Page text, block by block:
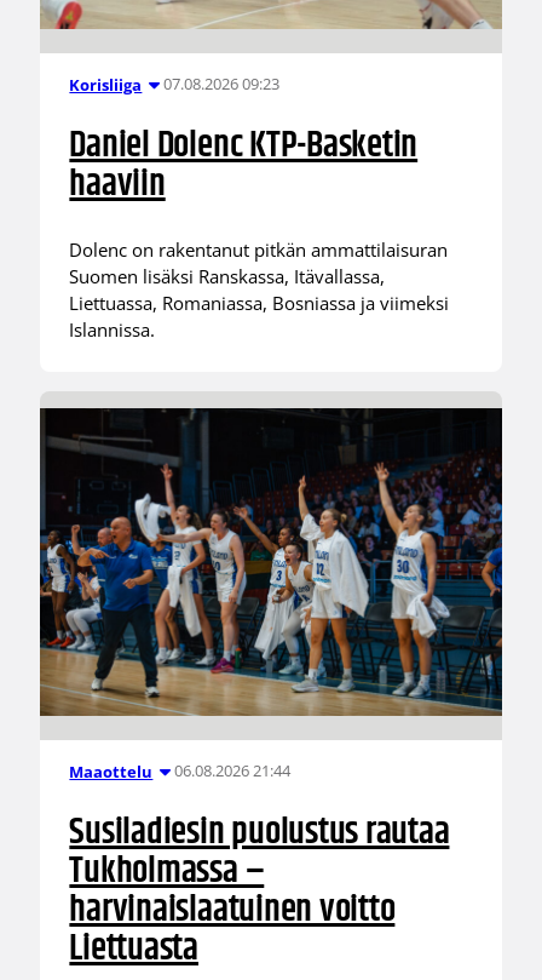
Korisliiga 07.08.2026 09:23
Daniel Dolenc KTP-Basketin
haaviin
Dolenc on rakentanut pitkän ammattilaisuran
Suomen lisäksi Ranskassa, Itävallassa,
Liettuassa, Romaniassa, Bosniassa ja viimeksi
Islannissa.
Maaottelu 06.08.2026 21:44
Susiladiesin puolustus rautaa
Tukholmassa –
harvinaislaatuinen voitto
Liettuasta